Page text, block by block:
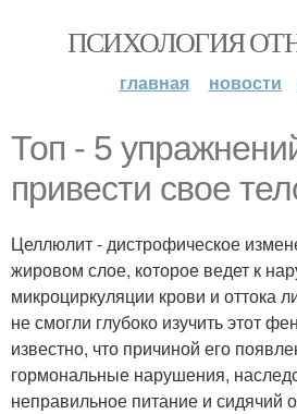
ПСИХОЛОГИЯ
главная новости
Топ - 5
привести свое
Целлюлит - дистрофическое
жировом слое, которое ведет к
микроциркуляции крови и оттока
не смогли глубоко изучить этот
известно, что причиной его
гормональные нарушения,
неправильное питание и сидячий